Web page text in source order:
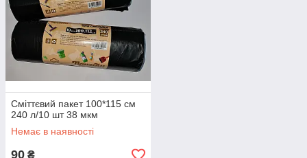
Сміттєвий пакет 100*115 см
240 л/10 шт 38 мкм
Немає в наявності
90 ₴